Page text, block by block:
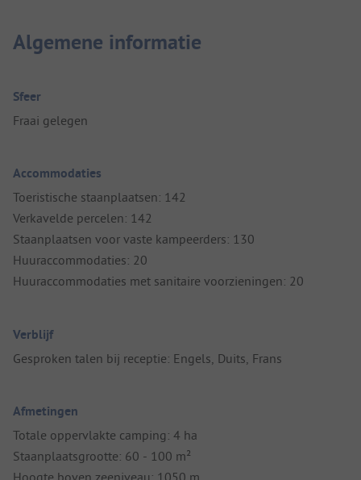
Algemene informatie
Sfeer
Fraai gelegen
Accommodaties
Toeristische staanplaatsen: 142
Verkavelde percelen: 142
Staanplaatsen voor vaste kampeerders: 130
Huuraccommodaties: 20
Huuraccommodaties met sanitaire voorzieningen: 20
Verblijf
Gesproken talen bij receptie: Engels, Duits, Frans
Afmetingen
Totale oppervlakte camping: 4 ha
Staanplaatsgrootte: 60 - 100 m²
Hoogte boven zeeniveau: 1050 m